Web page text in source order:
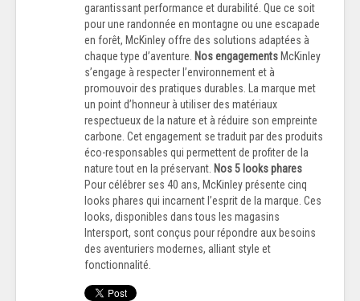
garantissant performance et durabilité. Que ce soit
pour une randonnée en montagne ou une escapade
en forêt, McKinley offre des solutions adaptées à
chaque type d’aventure. Nos engagementsMcKinley
s’engage à respecter l’environnement et à
promouvoir des pratiques durables. La marque met
un point d’honneur à utiliser des matériaux
respectueux de la nature et à réduire son empreinte
carbone. Cet engagement se traduit par des produits
éco-responsables qui permettent de profiter de la
nature tout en la préservant. Nos 5 looks phares
Pour célébrer ses 40 ans, McKinley présente cinq
looks phares qui incarnent l’esprit de la marque. Ces
looks, disponibles dans tous les magasins
Intersport, sont conçus pour répondre aux besoins
des aventuriers modernes, alliant style et
fonctionnalité.